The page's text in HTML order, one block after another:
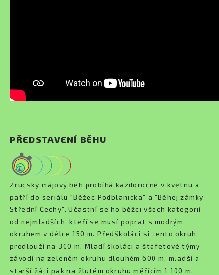
PŘEDSTAVENÍ BĚHU
Zručský májový běh probíhá každoročně v květnu a
patří do seriálu "Běžec Podblanicka" a "Běhej zámky
Střední Čechy". Účastní se ho běžci všech kategorií
od nejmladších, kteří se musí poprat s modrým
okruhem v délce 150 m. Předškoláci si tento okruh
prodlouží na 300 m. Mladí školáci a štafetové týmy
závodí na zeleném okruhu dlouhém 600 m, mladší a
starší žáci pak na žlutém okruhu měřícím 1 100 m.